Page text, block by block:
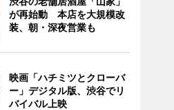
が再始動 本店を大規模改
装、朝・深夜営業も
映画「ハチミツとクローバ
ー」デジタル版、渋谷でリ
バイバル上映